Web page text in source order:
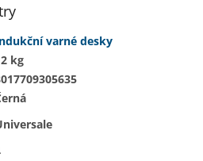
varné desky
kg